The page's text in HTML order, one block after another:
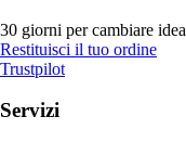
30 giorni per cambiare idea
Restituisci il tuo ordine
Trustpilot
Servizi